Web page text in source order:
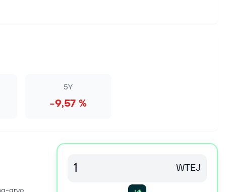
5Y
−9,57 %
WTEJ